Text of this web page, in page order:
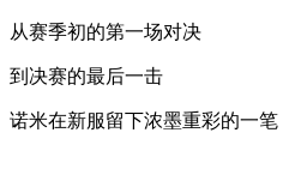
从赛季初的第一场对决
到决赛的最后一击
诺米在新服留下浓墨重彩的一笔